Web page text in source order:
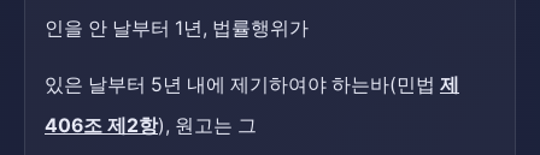
인을 안 날부터 1년, 법률행위가
있은 날부터 5년 내에 제기하여야 하는바(민법 제
406조 제2항), 원고는 그